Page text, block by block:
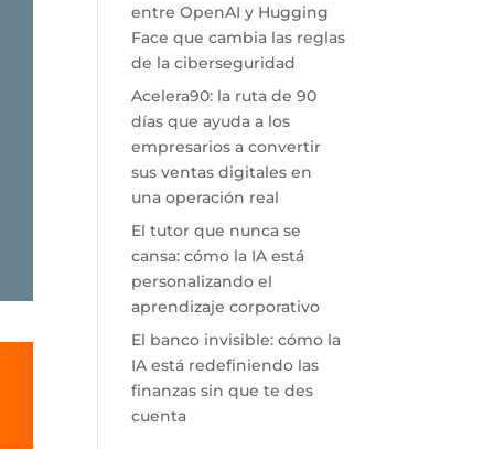
entre OpenAI y Hugging
Face que cambia las reglas
de la ciberseguridad
Acelera90: la ruta de 90
días que ayuda a los
empresarios a convertir
sus ventas digitales en
una operación real
El tutor que nunca se
cansa: cómo la IA está
personalizando el
aprendizaje corporativo
El banco invisible: cómo la
IA está redefiniendo las
finanzas sin que te des
cuenta